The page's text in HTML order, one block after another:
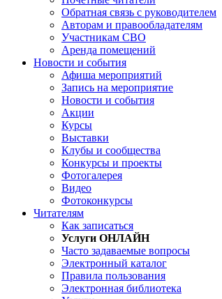
Обратная связь с руководителем
Авторам и правообладателям
Участникам СВО
Аренда помещений
Новости и события
Афиша мероприятий
Запись на мероприятие
Новости и события
Акции
Курсы
Выставки
Клубы и сообщества
Конкурсы и проекты
Фотогалерея
Видео
Фотоконкурсы
Читателям
Как записаться
Услуги ОНЛАЙН
Часто задаваемые вопросы
Электронный каталог
Правила пользования
Электронная библиотека